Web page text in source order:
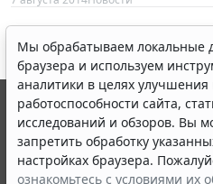
Мы обрабатываем локальные
браузера и используем
аналитики в целях улучшения
работоспособности сайта,
исследований и обзоров. Вы
запретить обработку
настройках браузера.
ознакомьтесь с условиями их
© ООО "НПП "ГАРАНТ-СЕРВИС",
выпускается с 1990 года.
являются участниками
информации ГАРАНТ.